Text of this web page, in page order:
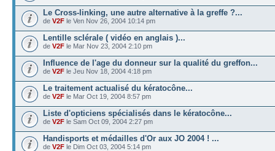
Le Cross-linking, une autre alternative à la greffe ?...
de V2F le Ven Nov 26, 2004 10:14 pm
Lentille sclérale ( vidéo en anglais )...
de V2F le Mar Nov 23, 2004 2:10 pm
Influence de l'age du donneur sur la qualité du greffon...
de V2F le Jeu Nov 18, 2004 4:18 pm
Le traitement actualisé du kératocône...
de V2F le Mar Oct 19, 2004 8:57 pm
Liste d'opticiens spécialisés dans le kératocône...
de V2F le Sam Oct 09, 2004 2:27 pm
Handisports et médailles d'Or aux JO 2004 ! ...
de V2F le Dim Oct 03, 2004 5:14 pm